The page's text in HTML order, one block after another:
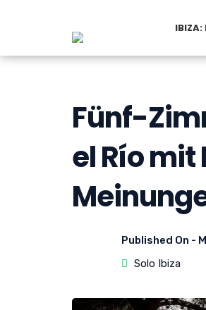
IBIZA:
Fünf-
el Río mit
Published On -
Solo Ibiza